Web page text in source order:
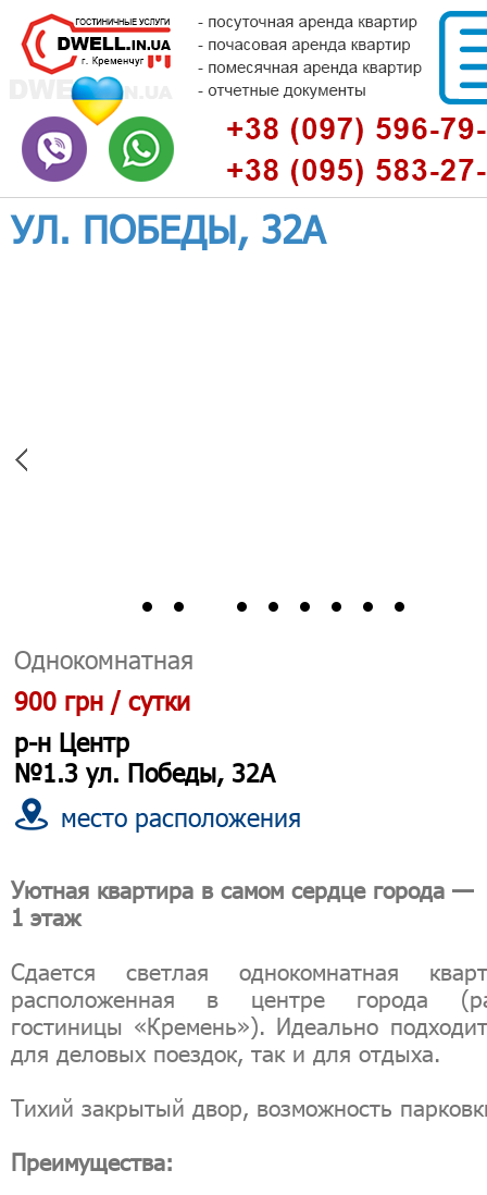
УЛ. ПОБЕДЫ, 32А
Однокомнатная
900 грн / сутки
р-н Центр
№1.3 ул. Победы, 32А
место расположения
Уютная квартира в самом сердце города —
1 этаж
Сдается светлая однокомнатная
расположенная в центре города
гостиницы «Кремень»). Идеально
для деловых поездок, так и для отдыха.
Тихий закрытый двор, возможность
Преимущества: